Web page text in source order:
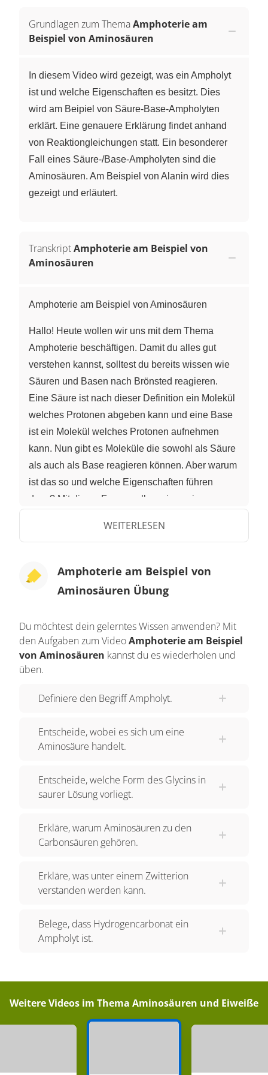
Grundlagen zum ThemaAmphoterie am
Beispiel von Aminosäuren
In diesem Video wird gezeigt, was ein Ampholyt
ist und welche Eigenschaften es besitzt. Dies
wird am Beipiel von Säure-Base-Ampholyten
erklärt. Eine genauere Erklärung findet anhand
von Reaktiongleichungen statt. Ein besonderer
Fall eines Säure-/Base-Ampholyten sind die
Aminosäuren. Am Beispiel von Alanin wird dies
gezeigt und erläutert.
TranskriptAmphoterie am Beispiel von
Aminosäuren
Amphoterie am Beispiel von Aminosäuren
Hallo! Heute wollen wir uns mit dem Thema
Amphoterie beschäftigen. Damit du alles gut
verstehen kannst, solltest du bereits wissen wie
Säuren und Basen nach Brönsted reagieren.
Eine Säure ist nach dieser Definition ein Molekül
welches Protonen abgeben kann und eine Base
ist ein Molekül welches Protonen aufnehmen
kann. Nun gibt es Moleküle die sowohl als Säure
als auch als Base reagieren können. Aber warum
ist das so und welche Eigenschaften führen
dazu? Mit dieser Frage wollen wir uns im
Als erstes wollen wir uns noch einmal die
Sieh dir hierzu einmal folgende Reaktion an. Hier
ist es doch so, dass die Salzsäure ein Proton an
Protonenakzeptor. Nun vergleichen wir unsere
Beobachtung aus der ersten Reaktion mit der
Reaktion von Ammoniak mit Wasser. Was fällt dir
hierbei auf?
Wie du siehst, ist es diesmal das Wassermolekül
abgibt und damit der Protonendonor ist. Hierbei
entsteht ein Ammoniumion und ein Hydroxid-Ion.
Du siehst also, dass Wasser in der Lage ist
sowohl Protonen aufzunehmen, als auch
bezeichnet man als Säure-/Base-Amphotere,
oder auch Ampholyte. Wasser ist also ein
Wir haben in beiden Fällen das Wasser mit
siehst also, dass Wasser immer in Abhängigkeit
vom Reaktionspartner entweder als Säure oder
Wenn du also Wasser mit einer starken Säure wie
Salzsäure reagieren lässt, wird es sich wie eine
Base verhalten und ein Proton von der Salzsäure
WEITERLESEN
Amphoterie am Beispiel von
Aminosäuren Übung
Du möchtest dein gelerntes Wissen anwenden? Mit
den Aufgaben zum VideoAmphoterie am Beispiel
von Aminosäuren kannst du es wiederholen und
üben.
Definiere den Begriff Ampholyt.
Entscheide, wobei es sich um eine
Aminosäure handelt.
Entscheide, welche Form des Glycins in
saurer Lösung vorliegt.
Erkläre, warum Aminosäuren zu den
Carbonsäuren gehören.
Erkläre, was unter einem Zwitterion
verstanden werden kann.
Belege, dass Hydrogencarbonat ein
Ampholyt ist.
Weitere Videos im Thema Aminosäuren und Eiweiße